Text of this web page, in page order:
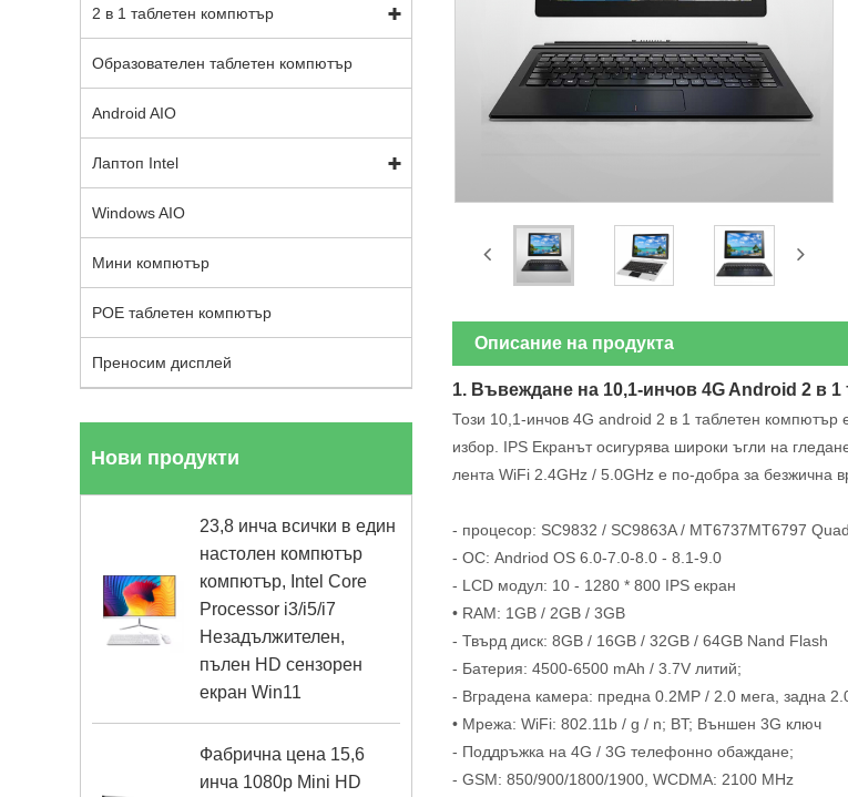
2 в 1 таблетен компютър
Образователен таблетен компютър
Android AIO
Лаптоп Intel
Windows AIO
Мини компютър
POE таблетен компютър
Преносим дисплей
Нови продукти
23,8 инча всички в един
настолен компютър
компютър, Intel Core
Processor i3/i5/i7
Незадължителен,
пълен HD сензорен
екран Win11
Фабрична цена 15,6
инча 1080p Mini HD
Описание на продукта
1. Въвеждане на 10,1-инчов 4G Android 2 в
Този 10,1-инчов 4G android 2 в 1 таблетен компютър
избор. IPS Екранът осигурява широки ъгли на
лента WiFi 2.4GHz / 5.0GHz е по-добра за безжична
- процесор: SC9832 / SC9863A / MT6737MT6797
- ОС: Andriod OS 6.0-7.0-8.0 - 8.1-9.0
- LCD модул: 10 - 1280 * 800 IPS екран
• RAM: 1GB / 2GB / 3GB
- Твърд диск: 8GB / 16GB / 32GB / 64GB Nand Flash
- Батерия: 4500-6500 mAh / 3.7V литий;
- Вградена камера: предна 0.2MP / 2.0 мега, задна
• Мрежа: WiFi: 802.11b / g / n; BT; Външен 3G ключ
- Поддръжка на 4G / 3G телефонно обаждане;
- GSM: 850/900/1800/1900, WCDMA: 2100 MHz